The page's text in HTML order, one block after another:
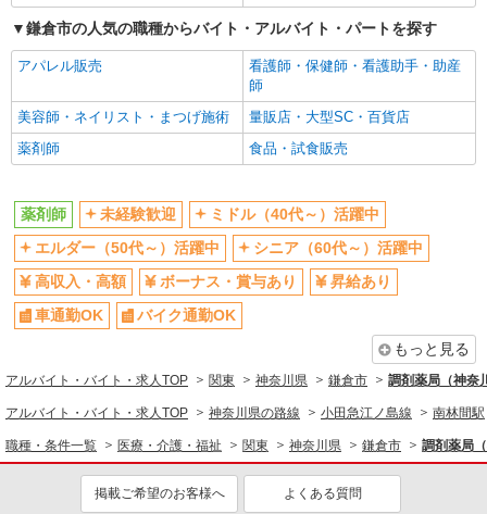
医療・介護・福祉
同じ特徴から求人を探す
未経験歓迎
ミドル（40代～）活躍中
交通費支給
社会保険あり
鎌倉市の人気の職種からバイト・アルバイト・パートを探す
アパレル販売
看護師・保健師・看護助手・助産
師
美容師・ネイリスト・まつげ施術
量販店・大型SC・百貨店
薬剤師
食品・試食販売
薬剤師 未経験歓迎
ミドル（40代～）活躍中
エルダー（50代～）活躍中
シニア（60代～）活躍中
高収入・高額
ボーナス・賞与あり
昇給あり
車通勤OK
バイク通勤OK
もっと見る
アルバイト・バイト・求人TOP 関東 神奈川県 鎌倉市 調剤薬局（神奈
アルバイト・バイト・求人TOP 神奈川県の路線 小田急江ノ島線 南林間駅
職種・条件一覧 医療・介護・福祉 関東 神奈川県 鎌倉市 調剤薬局
掲載ご希望のお客様へ よくある質問